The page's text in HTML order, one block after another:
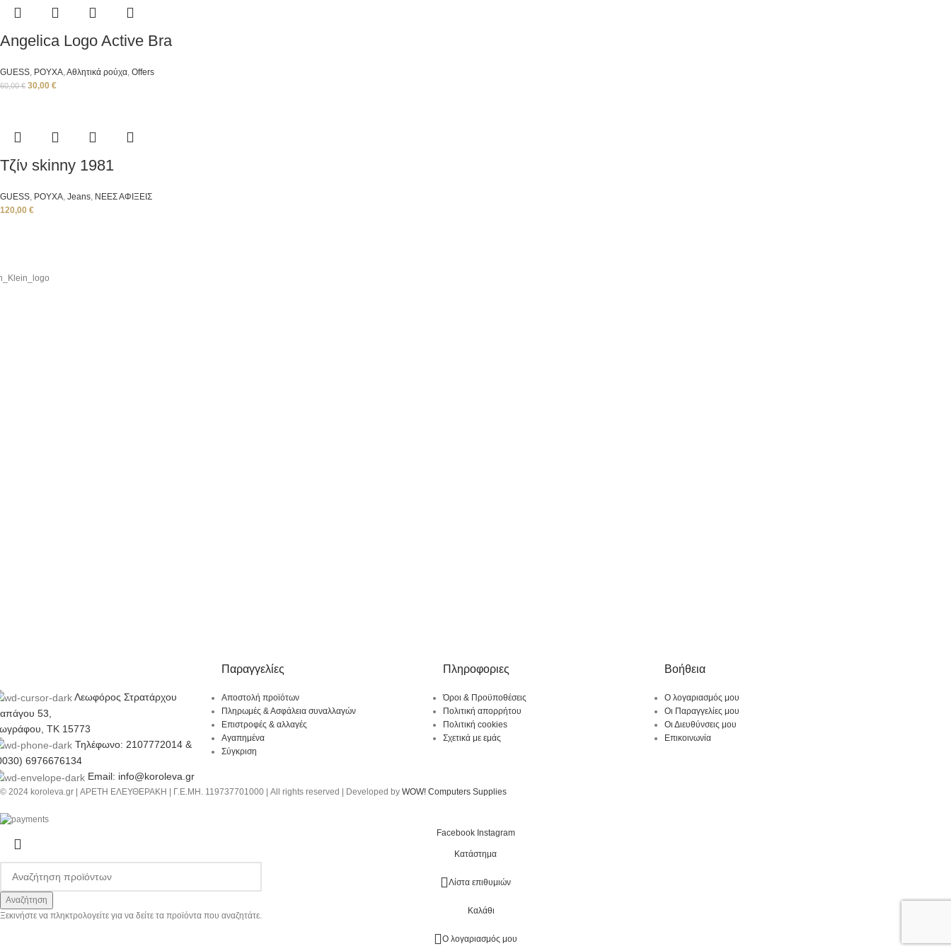
Angelica Logo Active Bra
GUESS, ΡΟΥΧΑ,Αθλητικά ρούχα, Offers
60,00€ 30,00 €
Τζίν skinny 1981
GUESS, ΡΟΥΧΑ, Jeans, ΝΕΕΣ ΑΦΙΞΕΙΣ
120,00 €
Λεωφόρος Στρατάρχου
53,
ΤΚ 15773
Τηλέφωνο: 2107772014 &
6976676134
Email: info@koroleva.gr
Παραγγελίες
Αποστολή προϊότων
Πληρωμές & Ασφάλεια συναλλαγών
Επιστροφές & αλλαγές
Αγαπημένα
Σύγκριση
Πληροφοριες
Όροι & Προϋποθέσεις
Πολιτική απορρήτου
Πολιτική cookies
Σχετικά με εμάς
Βοήθεια
Ο λογαριασμός μου
Οι Παραγγελίες μου
Οι Διευθύνσεις μου
Επικοινωνία
© 2024 koroleva.gr | ΑΡΕΤΗ ΕΛΕΥΘΕΡΑΚΗ | Γ.Ε.ΜΗ. 119737701000 | All rights reserved | Developed by WOW! Computers Supplies
Αναζήτηση
Ξεκινήστε να πληκτρολογείτε για να δείτε τα προϊόντα που αναζητάτε.
Facebook Instagram
Κατάστημα
Λίστα επιθυμιών
Καλάθι
Ο λογαριασμός μου